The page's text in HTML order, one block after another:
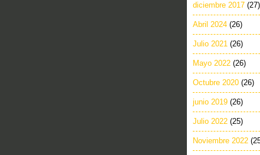
diciembre 2017 (27)
Abril 2024 (26)
Julio 2021 (26)
Mayo 2022 (26)
Octubre 2020 (26)
junio 2019 (26)
Julio 2022 (25)
Noviembre 2022